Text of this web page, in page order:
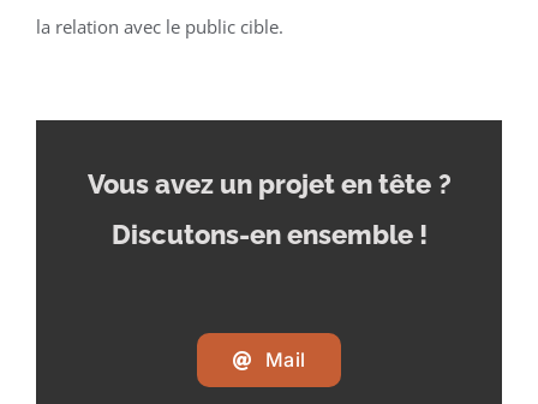
la relation avec le public cible.
Vous avez un projet en tête ?
Discutons-en ensemble !
Mail